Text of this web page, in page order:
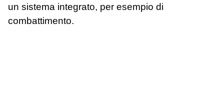
un sistema integrato, per esempio di
combattimento.